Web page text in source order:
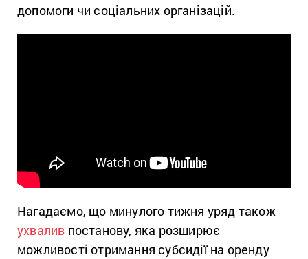
допомоги чи соціальних організацій.
Нагадаємо, що минулого тижня уряд також
ухвалив постанову, яка розширює
можливості отримання субсидії на оренду